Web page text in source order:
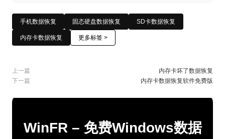
手机数据恢复 固态硬盘数据恢复 SD卡数据恢复
内存卡数据恢复 更多标签 >
上一篇
内存卡坏了数据恢复
下一篇
内存卡数据恢复软件免费版
WinFR – 免费Windows数据